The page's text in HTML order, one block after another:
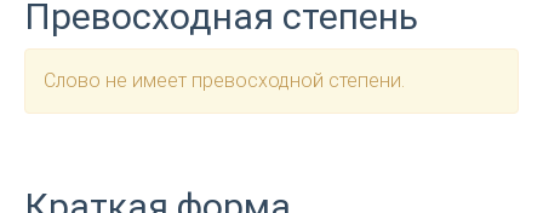
Превосходная степень
Слово не имеет превосходной степени.